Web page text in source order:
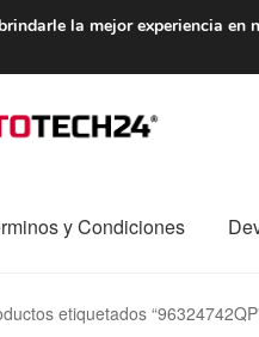
ENTREGA desde
y Condiciones
CarroContacto
etiquetados
la mejor experiencia en